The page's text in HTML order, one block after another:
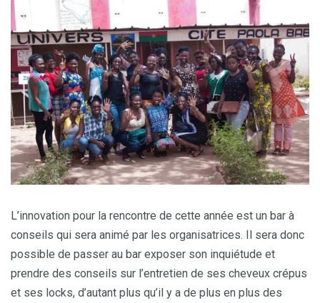
L’innovation pour la rencontre de cette année est un bar à
conseils qui sera animé par les organisatrices. Il sera donc
possible de passer au bar exposer son inquiétude et
prendre des conseils sur l’entretien de ses cheveux crépus
et ses locks, d’autant plus qu’il y a de plus en plus des